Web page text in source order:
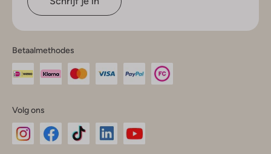
Betaalmethodes
Volg ons